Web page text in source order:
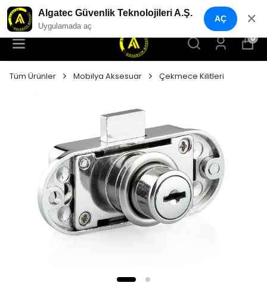
YENI NESIL GÜVENLIK GEÇIŞ SISTEMLERI
0
Tüm Ürünler Mobilya Aksesuar Çekmece Kilitleri
Algatec Güvenlik Teknolojileri A.Ş.
Uygulamada aç
AÇ ✕